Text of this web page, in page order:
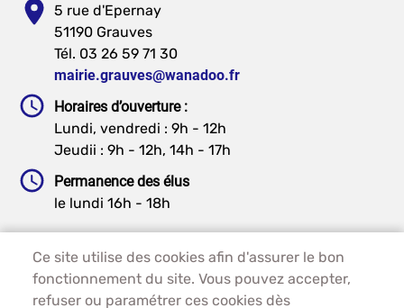
5 rue d'Epernay
51190 Grauves
Tél. 03 26 59 71 30
mairie.grauves@wanadoo.fr
Horaires d’ouverture :
Lundi, vendredi : 9h - 12h
Jeudii : 9h - 12h, 14h - 17h
Permanence des élus
le lundi 16h - 18h
Ce site utilise des cookies afin d'assurer le bon
fonctionnement du site. Vous pouvez accepter,
refuser ou paramétrer ces cookies dès
PIED DE PAGE - GRAUVES
ACCUEIL
PLAN DU SITE